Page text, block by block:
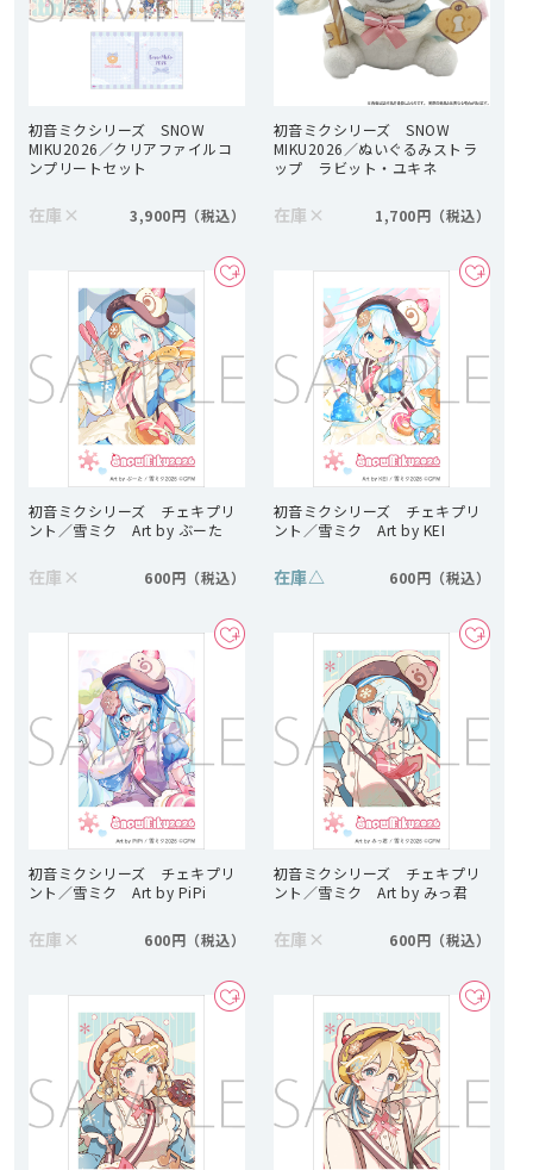
初音ミクシリーズ SNOW
MIKU2026／クリアファイルコ
ンプリートセット
在庫 × 3,900円
初音ミクシリーズ SNOW
MIKU2026／ぬいぐるみストラ
ップ ラビット・ユキネ
在庫 × 1,700円
初音ミクシリーズ チェキプリ
ント／雪ミク Art by ぶーた
在庫 × 600円
初音ミクシリーズ チェキプリ
ント／雪ミク Art by KEI
在庫△ 600円
初音ミクシリーズ チェキプリ
ント／雪ミク Art by PiPi
在庫 × 600円
初音ミクシリーズ チェキプリ
ント／雪ミク Art by みっ君
在庫 × 600円